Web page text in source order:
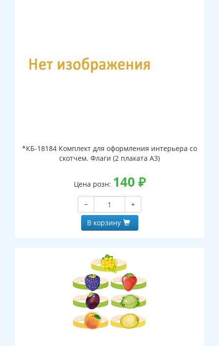
*КБ-18184 Комплект для оформления интерьера со
скотчем. Флаги (2 плаката А3)
Цена розн: 140 ₽
−
+
В корзину